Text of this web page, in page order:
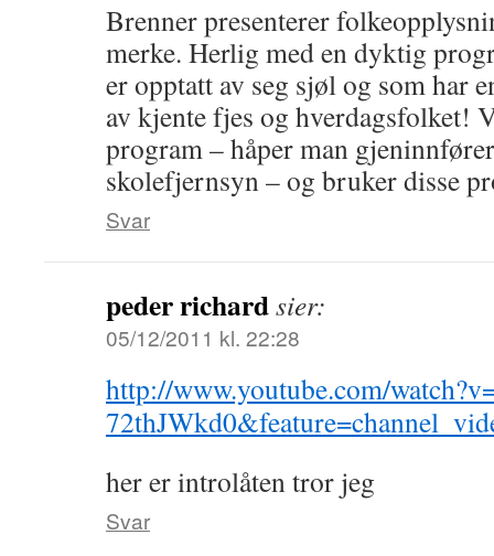
Brenner presenterer
merke. Herlig med en dyktig
er opptatt av seg sjøl og som har
av kjente fjes og hverdagsfolket!
program – håper man
skolefjernsyn – og bruker disse
Svar
peder richardsier:
05/12/2011 kl. 22:28
http://www.youtube.com/
her er introlåten tror jeg
Svar